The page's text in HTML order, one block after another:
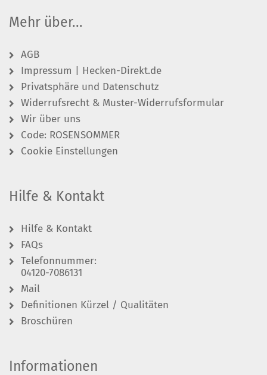
Mehr über...
AGB
Impressum | Hecken-Direkt.de
Privatsphäre und Datenschutz
Widerrufsrecht & Muster-Widerrufsformular
Wir über uns
Code: ROSENSOMMER
Cookie Einstellungen
Hilfe & Kontakt
Hilfe & Kontakt
FAQs
Telefonnummer:
04120-7086131
Mail
Definitionen Kürzel / Qualitäten
Broschüren
Informationen